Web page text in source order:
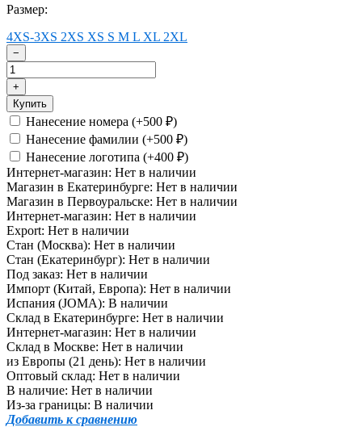
Размер:
4XS-3XS 2XS XS S M L XL 2XL
−
+
Купить
Нанесение номера (+500 ₽)
Нанесение фамилии (+500 ₽)
Нанесение логотипа (+400 ₽)
Интернет-магазин: Нет в наличии
Магазин в Екатеринбурге: Нет в наличии
Магазин в Первоуральске: Нет в наличии
Интернет-магазин: Нет в наличии
Export: Нет в наличии
Стан (Москва): Нет в наличии
Стан (Екатеринбург): Нет в наличии
Под заказ: Нет в наличии
Импорт (Китай, Европа): Нет в наличии
Испания (JOMA): В наличии
Склад в Екатеринбурге: Нет в наличии
Интернет-магазин: Нет в наличии
Склад в Москве: Нет в наличии
из Европы (21 день): Нет в наличии
Оптовый склад: Нет в наличии
В наличие: Нет в наличии
Из-за границы: В наличии
Добавить к сравнению